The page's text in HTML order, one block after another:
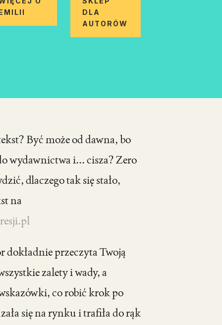
DLA
AUTORÓW
Być może od dawna, bo
wydawnictwa i... cisza? Zero
dlaczego tak się stało,
na
dokładnie przeczyta Twoją
zalety i wady, a
co robić krok po
się na rynku i trafiła do rąk